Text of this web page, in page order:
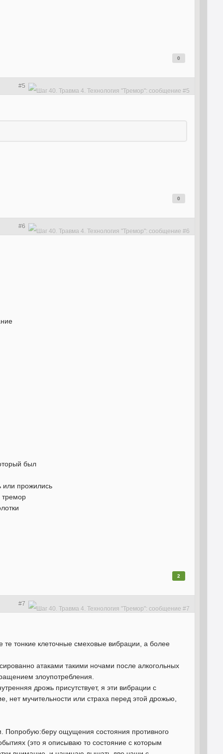
0
#5
0
#6
был
или прожились
тремор
2
#7
тонкие клеточные смеховые вибрации, а более
атаками такими ночами после алкогольных
злоупотребления.
дрожь присутствует, я эти вибрации с
нет мучительности или страха перед этой дрожью,
Попробую:беру ощущения состояния противного
(это я описываю то состояние с которым